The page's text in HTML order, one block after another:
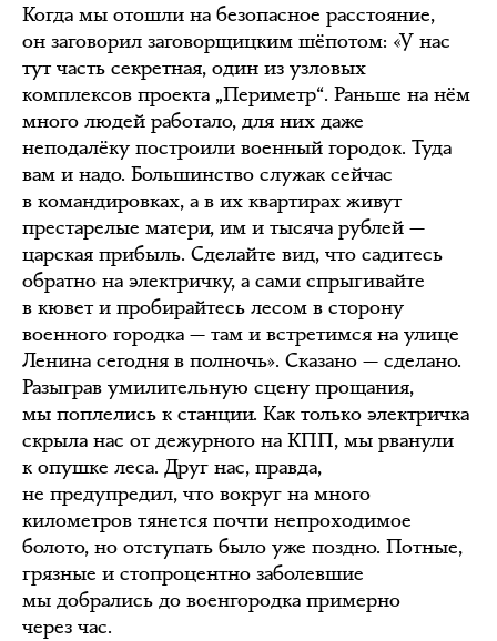
Когда мы отошли на безопасное расстояние,
он заговорил заговорщицким шёпотом: «У нас
тут часть секретная, один из узловых
комплексов проекта „Периметр“. Раньше на нём
много людей работало, для них даже
неподалёку построили военный городок. Туда
вам и надо. Большинство служак сейчас
в командировках, а в их квартирах живут
престарелые матери, им и тысяча рублей —
царская прибыль. Сделайте вид, что садитесь
обратно на электричку, а сами спрыгивайте
в кювет и пробирайтесь лесом в сторону
военного городка — там и встретимся на улице
Ленина сегодня в полночь». Сказано — сделано.
Разыграв умилительную сцену прощания,
мы поплелись к станции. Как только электричка
скрыла нас от дежурного на КПП, мы рванули
к опушке леса. Друг нас, правда,
не предупредил, что вокруг на много
километров тянется почти непроходимое
болото, но отступать было уже поздно. Потные,
грязные и стопроцентно заболевшие
мы добрались до военгородка примерно
через час.